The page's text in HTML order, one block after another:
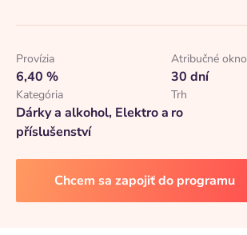
Provízia
6,40 %
Atribučné okno
30 dní
Kategória
Dárky a alkohol, Elektro a
příslušenství
Trh
ro
Chcem sa zapojiť do programu